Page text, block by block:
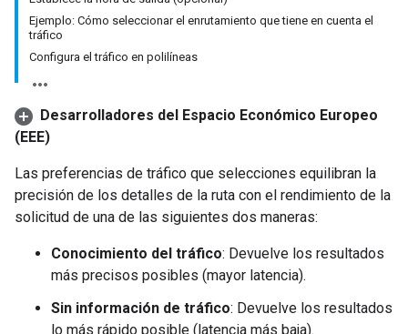
Ejemplo: Cómo seleccionar el enrutamiento que tiene en cuenta el
tráfico
Configura el tráfico en polilíneas
Desarrolladores del Espacio Económico Europeo
(EEE)
Las preferencias de tráfico que selecciones equilibran la
precisión de los detalles de la ruta con el rendimiento de la
solicitud de una de las siguientes dos maneras:
Conocimiento del tráfico: Devuelve los resultados
más precisos posibles (mayor latencia).
Sin información de tráfico: Devuelve los resultados
lo más rápido posible (latencia más baja).